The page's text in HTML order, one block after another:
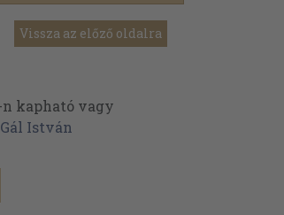
Vissza az előző oldalra
kapható vagy
Gál István